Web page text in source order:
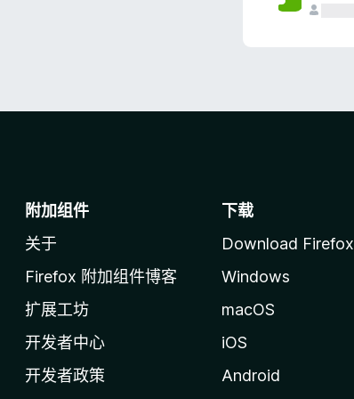
附加组件
关于
Firefox 附加组件博客
扩展工坊
开发者中心
开发者政策
下载
Download Firefox
Windows
macOS
iOS
Android